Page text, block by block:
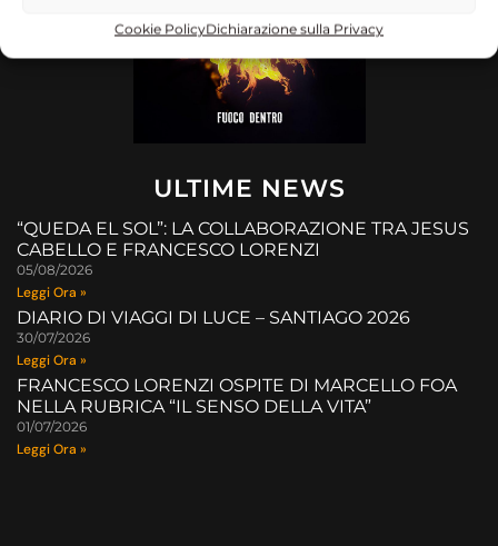
Cookie PolicyDichiarazione sulla Privacy
ULTIME NEWS
“QUEDA EL SOL”: LA COLLABORAZIONE TRA JESUS
CABELLO E FRANCESCO LORENZI
05/08/2026
Leggi Ora »
DIARIO DI VIAGGI DI LUCE – SANTIAGO 2026
30/07/2026
Leggi Ora »
FRANCESCO LORENZI OSPITE DI MARCELLO FOA
NELLA RUBRICA “IL SENSO DELLA VITA”
01/07/2026
Leggi Ora »